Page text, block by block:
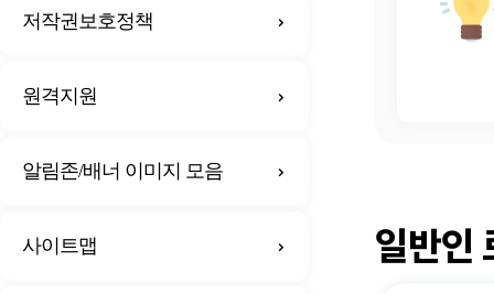
저작권보호정책
원격지원
알림존/배너 이미지 모음
사이트맵 일반인